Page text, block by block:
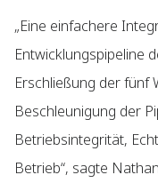
„Eine einfachere
Entwicklungspipeline
Erschließung der fünf
Beschleunigung der
Betriebsintegrität,
Betrieb“, sagte